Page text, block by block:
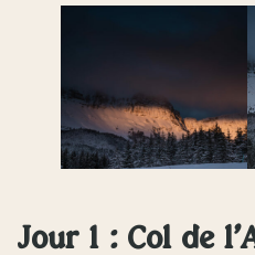
Jour 1 : Col de